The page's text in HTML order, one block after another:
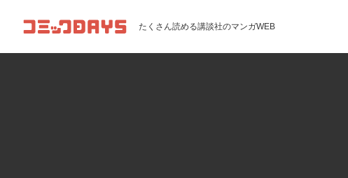
コミックDAYS たくさん読める講談社のマンガWEB